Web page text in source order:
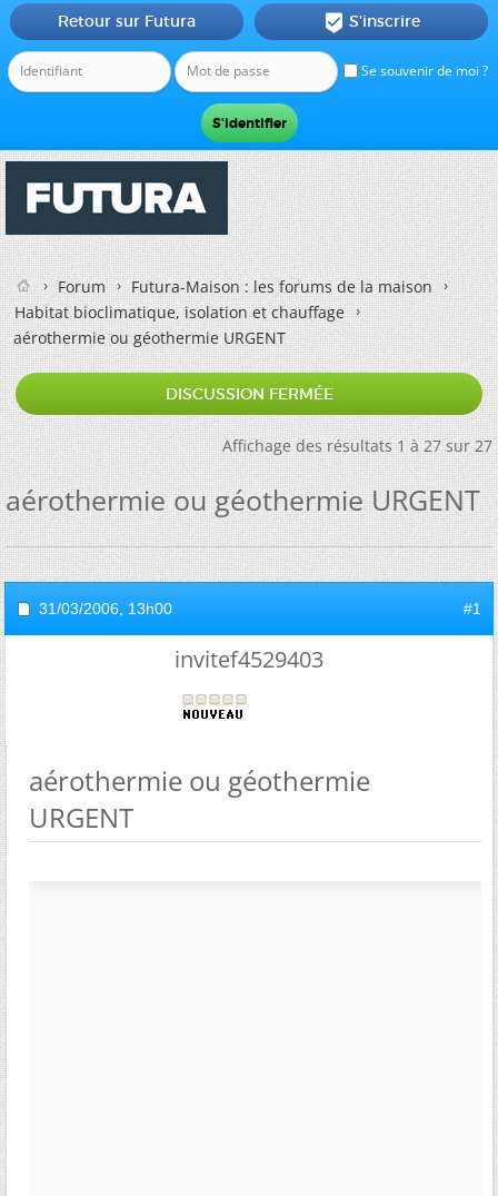
Se souvenir de moi ?
Retour sur Futura  S'inscrire
Forum
Futura-Maison : les forums de la maison
Habitat bioclimatique, isolation et chauffage
aérothermie ou géothermie URGENT
DISCUSSION FERMÉE
Affichage des résultats 1 à 27 sur 27
aérothermie ou géothermie URGENT
31/03/2006, 13h00 #1
invitef4529403
aérothermie ou géothermie
URGENT